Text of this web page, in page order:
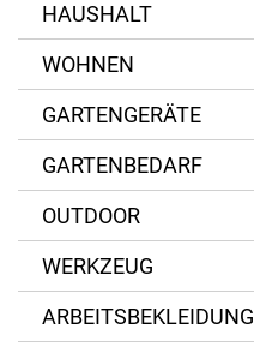
HAUSHALT
WOHNEN
GARTENGERÄTE
GARTENBEDARF
OUTDOOR
WERKZEUG
ARBEITSBEKLEIDUNG
Eichenholz
Erlenholz
Eschenholz
Glas
Gusseisen
Holz
Waldner
WMF